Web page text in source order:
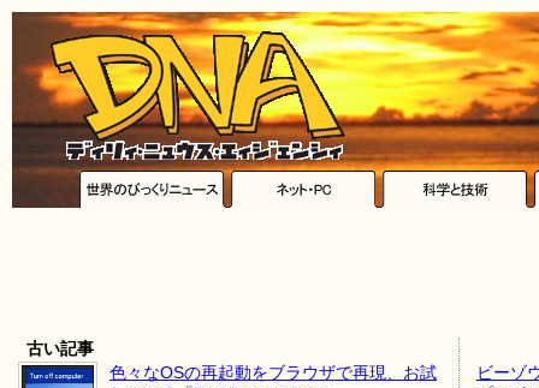
古い記事
色々なOSの再起動をブラウザで再現、お試
ビーゾ